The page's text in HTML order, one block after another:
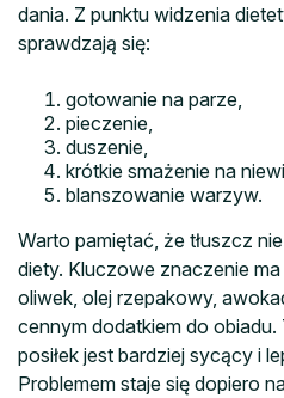
dania. Z punktu widzenia
sprawdzają się:
gotowanie na parze,
pieczenie,
duszenie,
krótkie smażenie na
blanszowanie warzyw.
Warto pamiętać, że tłuszcz
diety. Kluczowe znaczenie
oliwek, olej rzepakowy,
cennym dodatkiem do
posiłek jest bardziej sycący i
Problemem staje się dopiero